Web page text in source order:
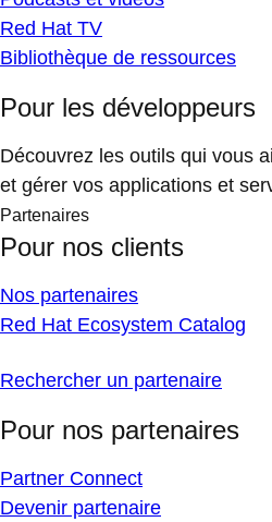
Red Hat TV
Bibliothèque de ressources
Pour les développeurs
Découvrez les outils qui vous
et gérer vos applications et
Partenaires
Pour nos clients
Nos partenaires
Red Hat Ecosystem Catalog
Rechercher un partenaire
Pour nos partenaires
Partner Connect
Devenir partenaire